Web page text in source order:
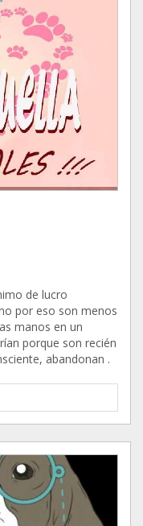
de lucro
por eso son menos
manos en un
porque son recién
abandonan .